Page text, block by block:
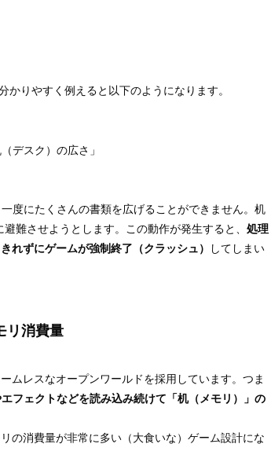
りやすく例えると以下のようになります。
デスク）の広さ」
度にたくさんの書類を広げることができません。机
難させようとします。この動作が発生すると、 処理
れずにゲームが強制終了（クラッシュ） してしまい
リ消費量
ムレスなオープンワールドを採用しています。つま
フェクトなどを読み込み続けて「机（メモリ）」の
の消費量が非常に多い（大食いな）ゲーム設計にな